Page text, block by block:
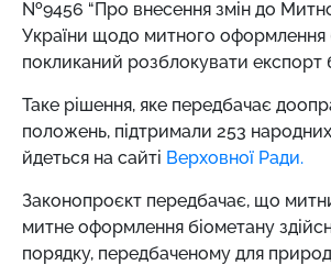
№9456 “Про внесення змін до
України щодо митного оформлення
покликаний розблокувати експорт
Таке рішення, яке передбачає
положень, підтримали 253
йдеться на сайті Верховної Ради.
Законопроєкт передбачає, що
митне оформлення біометану
порядку, передбаченому для